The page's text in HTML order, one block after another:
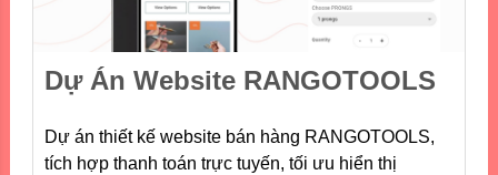
Dự Án Website RANGOTOOLS
Dự án thiết kế website bán hàng RANGOTOOLS,
tích hợp thanh toán trực tuyến, tối ưu hiển thị